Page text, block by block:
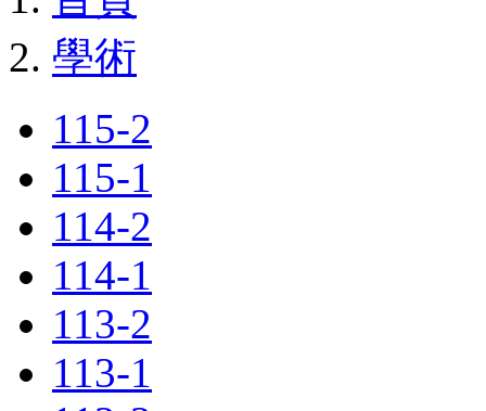
學術
115-2
115-1
114-2
114-1
113-2
113-1